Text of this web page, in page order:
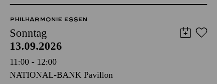
PHILHARMONIE ESSEN
Sonntag
13.09.2026
11:00 - 12:00
NATIONAL-BANK Pavillon